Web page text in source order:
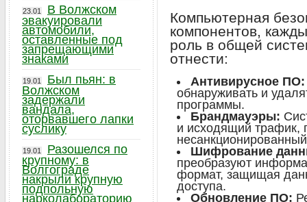
Компьютерная
компонентов,
роль в общей
отнести:
Антивирусное ПО:
обнаруживать и
программы.
Брандмауэры:
и исходящий трафик,
Шифрование
преобразуют
формат, защищая
доступа.
Обновление ПО:
23.01
В Волжском
эвакуировали
автомобили,
оставленные под
запрещающими
знаками
19.01
Был пьян: в
Волжском
задержали
вандала,
оторвавшего лапки
суслику
19.01
Разошелся по
крупному: в
Волгограде
накрыли крупную
подпольную
нарколабораторию